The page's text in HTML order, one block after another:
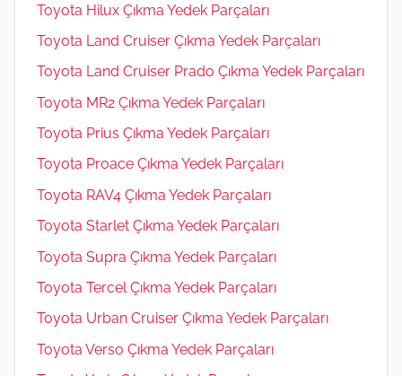
Toyota Hilux Çıkma Yedek Parçaları
Toyota Land Cruiser Çıkma Yedek Parçaları
Toyota Land Cruiser Prado Çıkma Yedek Parçaları
Toyota MR2 Çıkma Yedek Parçaları
Toyota Prius Çıkma Yedek Parçaları
Toyota Proace Çıkma Yedek Parçaları
Toyota RAV4 Çıkma Yedek Parçaları
Toyota Starlet Çıkma Yedek Parçaları
Toyota Supra Çıkma Yedek Parçaları
Toyota Tercel Çıkma Yedek Parçaları
Toyota Urban Cruiser Çıkma Yedek Parçaları
Toyota Verso Çıkma Yedek Parçaları